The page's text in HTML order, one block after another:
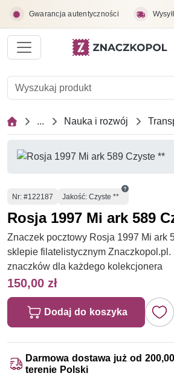
Gwarancja autentyczności
... Nauka i rozwój
Numer
Nr: #122187 Jakość: Czyste **
Rosja 1997 Mi ark 589
Znaczek pocztowy Rosja 1997 Mi ark
sklepie filatelistycznym Znaczkopol.pl.
znaczków dla każdego kolekcjonera
150,00 zł
Dodaj do koszyka
Darmowa dostawa już od
terenie Polski